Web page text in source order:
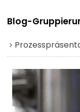
Blog-